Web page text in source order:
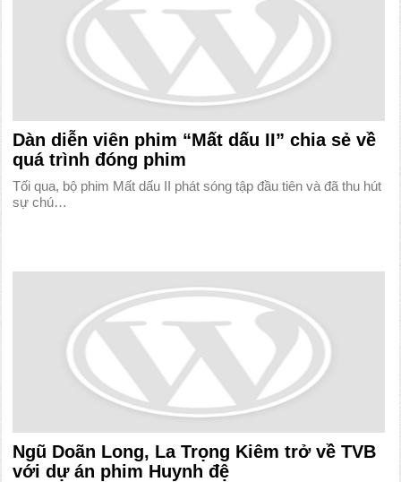
Dàn diễn viên phim “Mất dấu II” chia sẻ về
quá trình đóng phim
Tối qua, bộ phim Mất dấu II phát sóng tập đầu tiên và đã thu hút
sự chú…
Ngũ Doãn Long, La Trọng Kiêm trở về TVB
với dự án phim Huynh đệ